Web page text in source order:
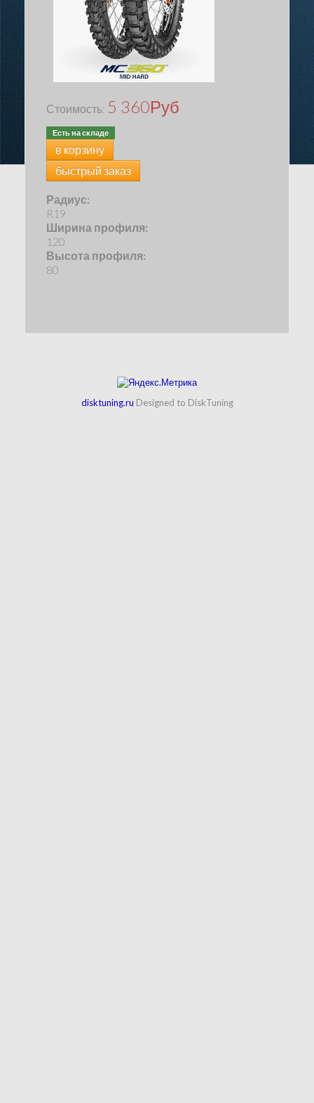
Стоимость: 5 360Руб
Есть на складе
в корзину
быстрый заказ
Радиус:
R19
Ширина профиля:
120
Высота профиля:
80
disktuning.ru Designed to DiskTuning